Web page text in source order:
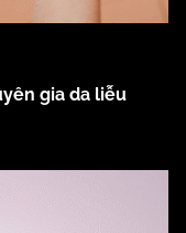
gia da liễu